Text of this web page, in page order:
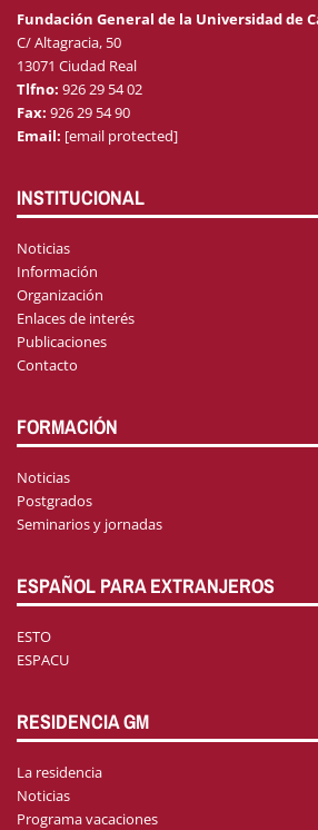
Fundación General de la Universidad de
C/ Altagracia, 50
13071 Ciudad Real
Tlfno: 926 29 54 02
Fax: 926 29 54 90
Email: [email protected]
INSTITUCIONAL
Noticias
Información
Organización
Enlaces de interés
Publicaciones
Contacto
FORMACIÓN
Noticias
Postgrados
Seminarios y jornadas
ESPAÑOL PARA EXTRANJEROS
ESTO
ESPACU
RESIDENCIA GM
La residencia
Noticias
Programa vacaciones